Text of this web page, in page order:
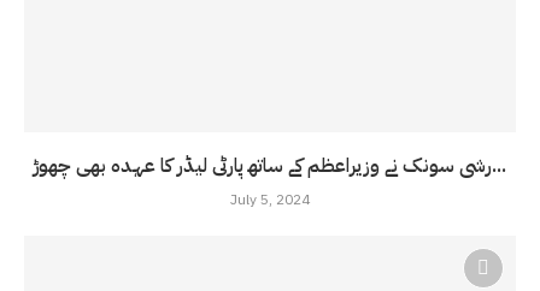
رشی سونک نے وزیراعظم کے ساتھ پارٹی لیڈر کا عہدہ بھی چھوڑ...
July 5, 2024